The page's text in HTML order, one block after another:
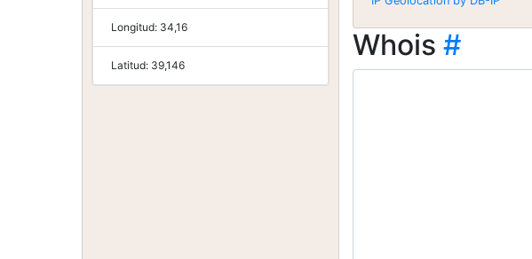
Longitud: 34,16
Latitud: 39,146
Whois #